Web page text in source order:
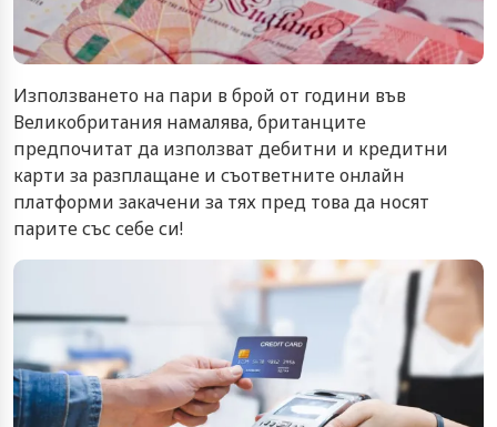
Използването на пари в брой от години във
Великобритания намалява, британците
предпочитат да използват дебитни и кредитни
карти за разплащане и съответните онлайн
платформи закачени за тях пред това да носят
парите със себе си!